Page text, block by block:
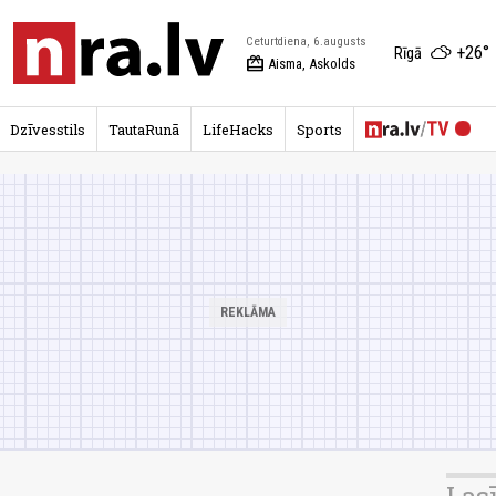
Ceturtdiena, 6.augusts
redeem Aisma, Askolds
Rīgā +26°
Dzīvesstils TautaRunā LifeHacks Sports